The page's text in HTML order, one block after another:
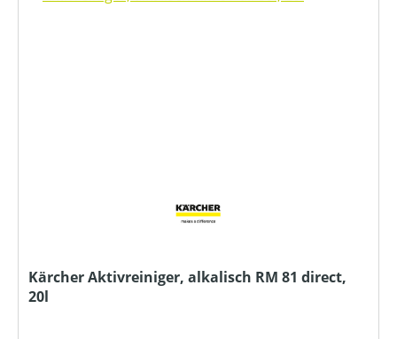
Kärcher Aktivreiniger, alkalisch RM 81 direct,
20l